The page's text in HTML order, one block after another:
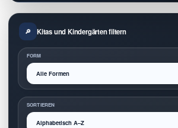
Kitas und Kindergärten filtern
FORM
SORTIEREN